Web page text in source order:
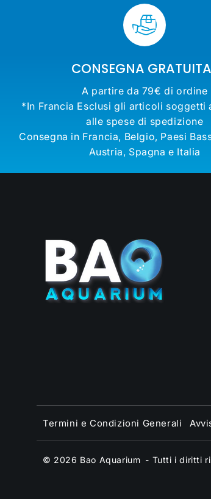
CONSEGNA
A partire da 79€ di ordine
*In Francia Esclusi gli articoli soggetti
alle spese di spedizione
Consegna in Francia, Belgio, Paesi
Austria, Spagna e Italia
Termini e Condizioni Generali
© 2026 Bao Aquarium - Tutti i diritti